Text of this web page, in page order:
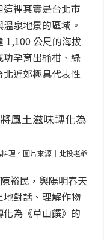
裡其實是台北市
泉地景的區域。
1,100 公尺的海拔
孕育出桶柑、綠
近郊極具代表性
理。圖片來源｜北投老爺
裕民，與陽明春天
對話、理解作物
為《草山饌》的